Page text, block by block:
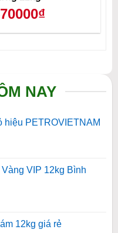
NAY
hiệu PETROVIETNAM
VIP 12kg Bình
12kg giá rẻ